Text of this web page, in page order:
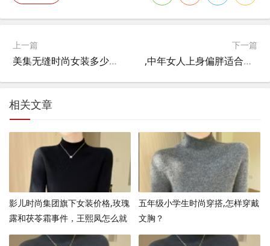
上一篇
美集无缝时尚女装多少钱一件啊,你的女朋友或者老婆如果是很开放的女人，你能接受吗？
下一篇
,中年女人上身偏胖适合什么颜色上衣夏？
相关文章
影儿时尚集团旗下女装价格,玫瑰
露和茯苓霜事件，王熙凤怎么就
信了平儿的“谎言”？
五年级小学生时尚穿搭,怎样穿戴
文胸？